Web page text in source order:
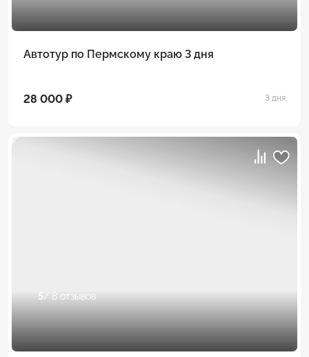
Автотур по Пермскому краю 3 дня
28 000 ₽ 3 дня
5/ 8 отзывов